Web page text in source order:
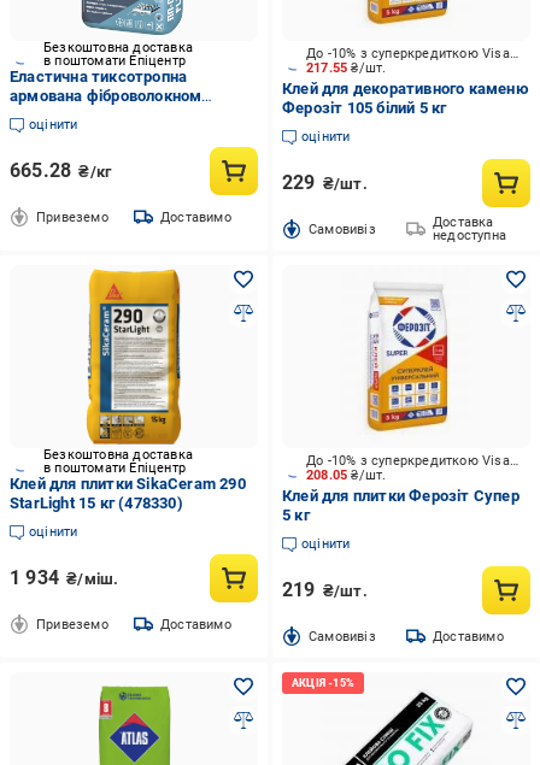
Безкоштовна доставка
в поштомати Епіцентр
Еластична тиксотропна
армована фіброволокном
клейова суміш ТМ Поліпласт
ПП-019 FLEX 25 кг
оцінити
665.28 ₴/кг
Привеземо Доставимо
217.55₴/шт.
До -10% з суперкредиткою Visa Вигода
Клей для декоративного каменю
Ферозіт 105 білий 5 кг
оцінити
229 ₴/шт.
Cамовивіз
Доставка
недоступна
Безкоштовна доставка
в поштомати Епіцентр
Клей для плитки SikaCeram 290
StarLight 15 кг (478330)
оцінити
1 934 ₴/міш.
Привеземо Доставимо
208.05₴/шт.
До -10% з суперкредиткою Visa Вигода
Клей для плитки Ферозіт Супер
5 кг
оцінити
219 ₴/шт.
Cамовивіз Доставимо